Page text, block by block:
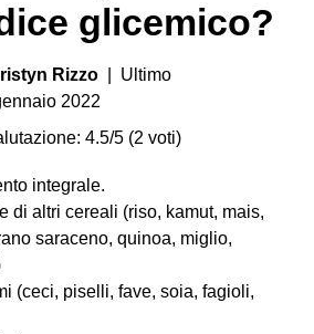
glicemico?
Rizzo | Ultimo
2022
4.5/5 (2 voti)
integrale.
di altri cereali (riso, kamut, mais,
saraceno, quinoa, miglio,
(ceci, piselli, fave, soia, fagioli,